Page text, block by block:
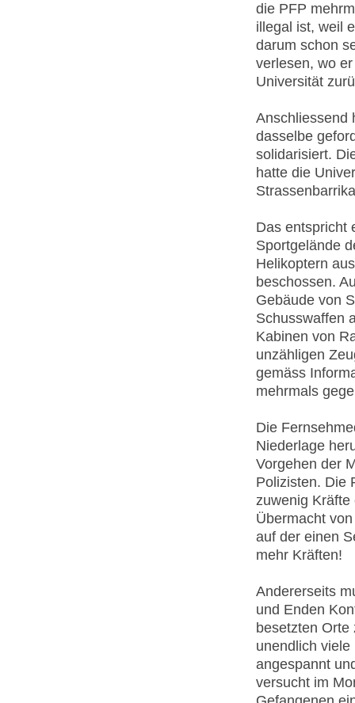
die PFP
illegal ist, weil
darum schon
verlesen, wo
Universität
Anschliessend
dasselbe
solidarisiert.
hatte die
Das entspricht
Sportgelände
Helikoptern
beschossen.
Gebäude von
Schusswaffen
Kabinen von
unzähligen
gemäss
mehrmals
Die
Niederlage
Vorgehen der
Polizisten. Die
zuwenig Kräfte
Übermacht
auf der einen
mehr Kräften!
Andererseits
und Enden
besetzten
unendlich
angespannt
versucht im